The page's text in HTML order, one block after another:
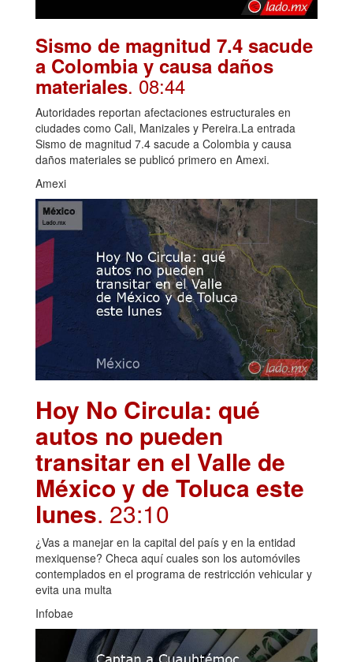
Sismo de magnitud 7.4 sacude
a Colombia y causa daños
materiales. 08:44
Autoridades reportan afectaciones estructurales en
ciudades como Cali, Manizales y Pereira.La entrada
Sismo de magnitud 7.4 sacude a Colombia y causa
daños materiales se publicó primero en Amexi.
Amexi
Hoy No Circula: qué
autos no pueden
transitar en el Valle de
México y de Toluca este
lunes. 23:10
¿Vas a manejar en la capital del país y en la entidad
mexiquense? Checa aquí cuales son los automóviles
contemplados en el programa de restricción vehicular y
evita una multa
Infobae